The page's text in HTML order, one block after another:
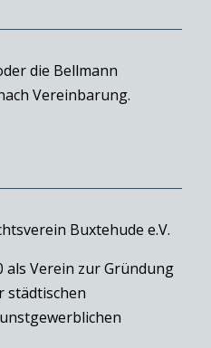
die Bellmann
Vereinbarung.
Buxtehude e.V.
als Verein zur Gründung
städtischen